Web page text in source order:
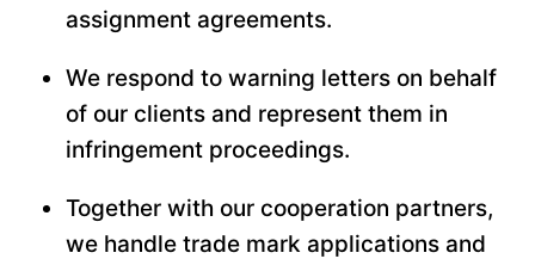
assignment agreements.
We respond to warning letters on behalf
of our clients and represent them in
infringement proceedings.
Together with our cooperation partners,
we handle trade mark applications and